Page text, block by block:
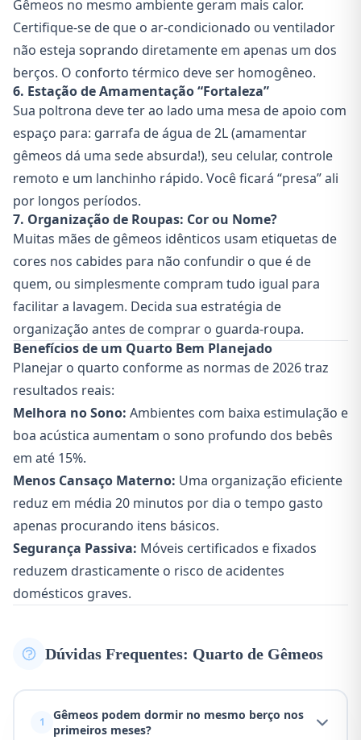
Gêmeos no mesmo ambiente geram mais calor.
Certifique-se de que o ar-condicionado ou ventilador
não esteja soprando diretamente em apenas um dos
berços. O conforto térmico deve ser homogêneo.
6. Estação de Amamentação “Fortaleza”
Sua poltrona deve ter ao lado uma mesa de apoio com
espaço para: garrafa de água de 2L (amamentar
gêmeos dá uma sede absurda!), seu celular, controle
remoto e um lanchinho rápido. Você ficará “presa” ali
por longos períodos.
7. Organização de Roupas: Cor ou Nome?
Muitas mães de gêmeos idênticos usam etiquetas de
cores nos cabides para não confundir o que é de
quem, ou simplesmente compram tudo igual para
facilitar a lavagem. Decida sua estratégia de
organização antes de comprar o guarda-roupa.
Benefícios de um Quarto Bem Planejado
Planejar o quarto conforme as normas de 2026 traz
resultados reais:
Melhora no Sono: Ambientes com baixa estimulação e
boa acústica aumentam o sono profundo dos bebês
em até 15%.
Menos Cansaço Materno: Uma organização eficiente
reduz em média 20 minutos por dia o tempo gasto
apenas procurando itens básicos.
Segurança Passiva: Móveis certificados e fixados
reduzem drasticamente o risco de acidentes
domésticos graves.
Dúvidas Frequentes: Quarto de Gêmeos
1
Gêmeos podem dormir no mesmo berço nos
primeiros meses?